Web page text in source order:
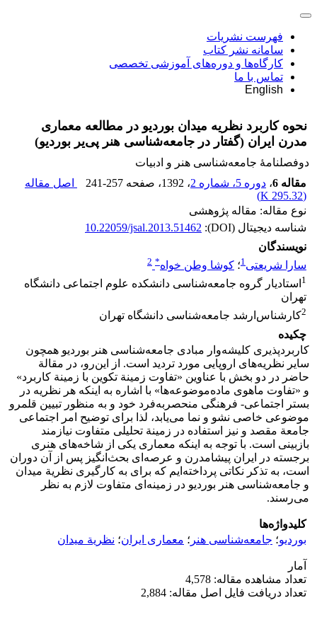
فهرست نشریات
سامانه نشر کتاب
کارگاه‌ها و دوره‌های آموزشی تخصصی
تماس با ما
English
نحوه کاربرد نظریه میدان بوردیو در مطالعه معماری
مدرن ایران (گفتار در جامعه‌شناسی هنر پی‌یر بوردیو)
دوفصلنامۀ جامعه‌شناسی هنر و ادبیات
مقاله 6
، دوره 5، شماره 2 ، 1392 ، صفحه 241-257
اصل مقاله
(
295.32 K
)
نوع مقاله: مقاله پژوهشی
شناسه دیجیتال (DOI):
10.22059/jsal.2013.51462
نویسندگان
سارا شریعتی1؛ کوشا وطن خواه*
2
1 استادیار گروه جامعه‌شناسی دانشکده علوم اجتماعی دانشگاه
تهران
2کارشناس‌ارشد جامعه‌شناسی دانشگاه تهران
چکیده
کاربردپذیری کلیشه‌وار مبادی جامعه‌شناسی هنر بوردیو همچون
سایر نظریه‌های اروپایی مورد تردید است. از این‌رو، در مقالة
حاضر در دو بخش با عناوین «تفاوت زمینة تکوین با زمینة کاربرد»
و «تفاوت ماهوی ماده‌موضوعه‌ها» با اشاره به اینکه هر نظریه در
بستر اجتماعی- فرهنگی منحصربه‌فرد خود و به منظور تبیین قلمرو
موضوعی خاصی نشو و نما می‌یابد، لذا برای توضیح امر اجتماعی
جامعة مقصد و نیز استفاده در زمینة تحلیلی متفاوت نیازمند
بازبینی است. با توجه به اینکه معماری یکی از شاخه‌های هنری
برجسته در ایران پیشامدرن و عرصه‌ای بحث‌انگیز پس از آن دوران
است، به تذکر نکاتی پرداخته‌ایم که برای به کارگیری نظریة میدان
و جامعه‌شناسی هنر بوردیو در زمینه‌ای متفاوت لازم به نظر
می‌رسند.
کلیدواژه‌ها
بوردیو؛ جامعه‌شناسی هنر ؛ معماری ایران؛ نظریة میدان
آمار
تعداد مشاهده مقاله: 4,578
تعداد دریافت فایل اصل مقاله: 2,884